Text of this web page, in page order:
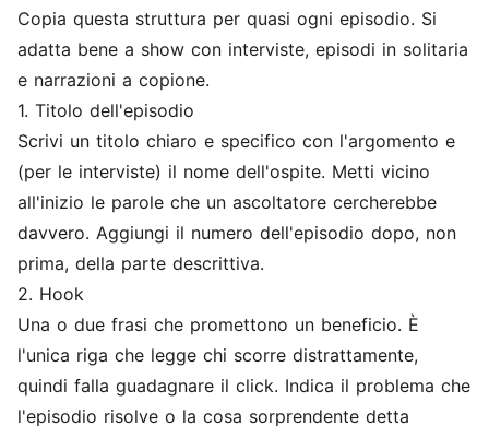
Copia questa struttura per quasi ogni episodio. Si
adatta bene a show con interviste, episodi in solitaria
e narrazioni a copione.
1. Titolo dell'episodio
Scrivi un titolo chiaro e specifico con l'argomento e
(per le interviste) il nome dell'ospite. Metti vicino
all'inizio le parole che un ascoltatore cercherebbe
davvero. Aggiungi il numero dell'episodio dopo, non
prima, della parte descrittiva.
2. Hook
Una o due frasi che promettono un beneficio. È
l'unica riga che legge chi scorre distrattamente,
quindi falla guadagnare il click. Indica il problema che
l'episodio risolve o la cosa sorprendente detta